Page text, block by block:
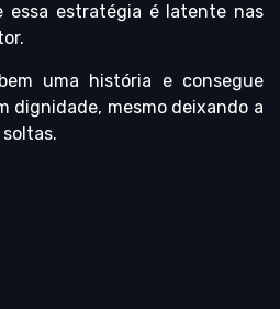
essa estratégia é latente nas
uma história e consegue
dignidade, mesmo deixando a